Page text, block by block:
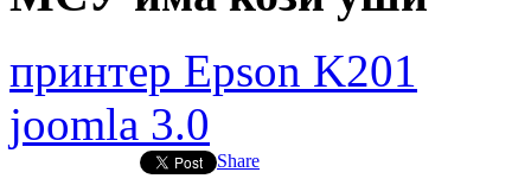
принтер Epson K201
joomla 3.0
Share